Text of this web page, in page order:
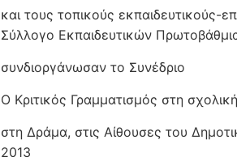
και τους τοπικούς εκπαιδευτικούς-
Σύλλογο Εκπαιδευτικών
συνδιοργάνωσαν το Συνέδριο
Ο Κριτικός Γραμματισμός στη
στη Δράμα, στις Αίθουσες του
2013